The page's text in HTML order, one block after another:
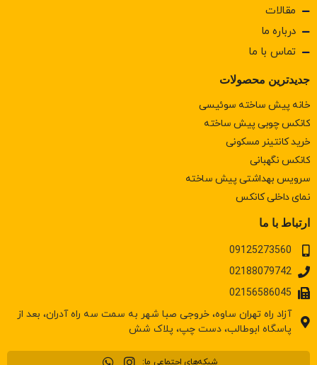
مقالات
درباره ما
تماس با ما
جدیدترین محصولات
خانه پیش ساخته سوئیسی
کانکس چوبی پیش ساخته
خرید کانتینر مسکونی
كانكس نگهبانی
سرويس بهداشتی پيش ساخته
نمای داخلی کانکس
ارتباط با ما
09125273560
02188079742
02156586045
آزاد راه تهران ساوه، خروجی صبا شهر به سمت سه راه آدران، بعد از
پاسگاه ابوطالب، دست چپ، پلاک شش
شبکه‌های اجتماعی ما: